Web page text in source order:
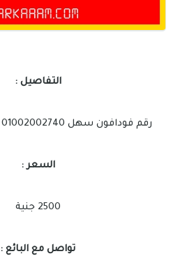
التفاصيل :
رقم فودافون سهل 01002002740 نظام كارت شحن
السعر :
2500 جنية
تواصل مع البائع :